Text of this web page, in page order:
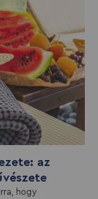
az
hogy